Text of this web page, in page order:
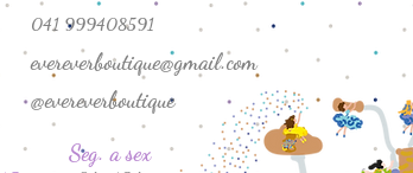
Seg. a sex
041 999408591
evereverboutique@gmail.com
@evereverboutique